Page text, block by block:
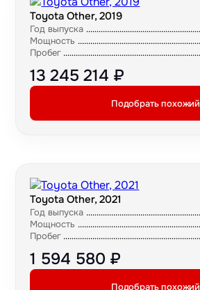
Toyota Other, 2019
Год выпуска
Мощность
Пробег
13 245 214 ₽
Подобрать похожий
Toyota Other, 2021
Год выпуска
Мощность
Пробег
1 594 580 ₽
Подобрать похожий